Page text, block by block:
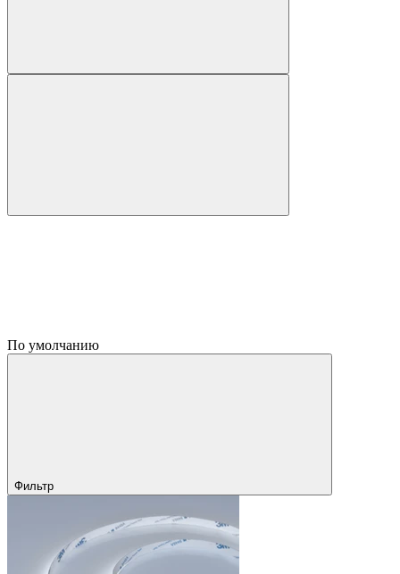
По умолчанию
Фильтр